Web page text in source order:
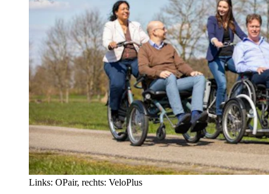
Links: OPair, rechts: VeloPlus